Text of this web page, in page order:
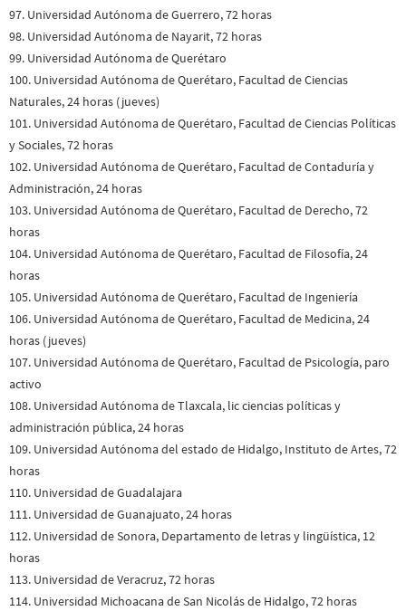
97. Universidad Autónoma de Guerrero, 72 horas
98. Universidad Autónoma de Nayarit, 72 horas
99. Universidad Autónoma de Querétaro
100. Universidad Autónoma de Querétaro, Facultad de Ciencias
Naturales, 24 horas (jueves)
101. Universidad Autónoma de Querétaro, Facultad de Ciencias Políticas
y Sociales, 72 horas
102. Universidad Autónoma de Querétaro, Facultad de Contaduría y
Administración, 24 horas
103. Universidad Autónoma de Querétaro, Facultad de Derecho, 72
horas
104. Universidad Autónoma de Querétaro, Facultad de Filosofía, 24
horas
105. Universidad Autónoma de Querétaro, Facultad de Ingeniería
106. Universidad Autónoma de Querétaro, Facultad de Medicina, 24
horas (jueves)
107. Universidad Autónoma de Querétaro, Facultad de Psicología, paro
activo
108. Universidad Autónoma de Tlaxcala, lic ciencias políticas y
administración pública, 24 horas
109. Universidad Autónoma del estado de Hidalgo, Instituto de Artes, 72
horas
110. Universidad de Guadalajara
111. Universidad de Guanajuato, 24 horas
112. Universidad de Sonora, Departamento de letras y lingüística, 12
horas
113. Universidad de Veracruz, 72 horas
114. Universidad Michoacana de San Nicolás de Hidalgo, 72 horas